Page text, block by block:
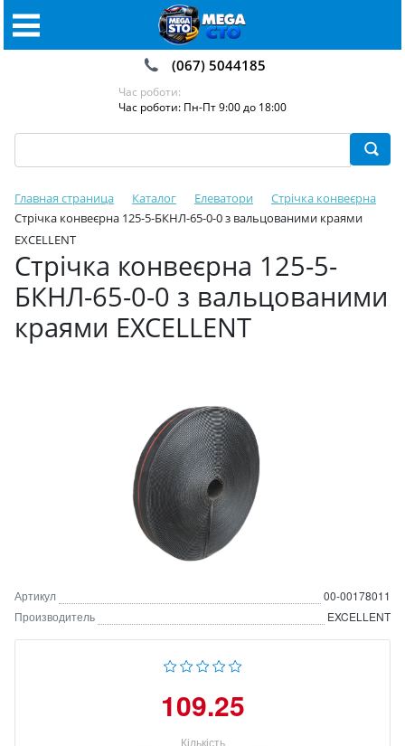
(067) 5044185
Час роботи:
Час роботи: Пн-Пт 9:00 до 18:00
Главная страница Каталог Елеватори
Стрічка конвеєрна
Стрічка конвеєрна 125-5-БКНЛ-65-0-0 з вальцованими краями
EXCELLENT
Стрічка конвеєрна 125-5-
БКНЛ-65-0-0 з вальцованими
краями EXCELLENT
Артикул
00-00178011
Производитель
EXCELLENT
109.25
Кількість